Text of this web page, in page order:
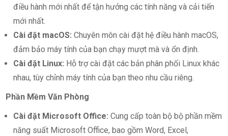
điều hành mới nhất để tận hưởng các tính năng và cải tiến
mới nhất.
Cài đặt macOS: Chuyên môn cài đặt hệ điều hành macOS,
đảm bảo máy tính của bạn chạy mượt mà và ổn định.
Cài đặt Linux: Hỗ trợ cài đặt các bản phân phối Linux khác
nhau, tùy chỉnh máy tính của bạn theo nhu cầu riêng.
Phần Mềm Văn Phòng
Cài đặt Microsoft Office: Cung cấp toàn bộ bộ phần mềm
năng suất Microsoft Office, bao gồm Word, Excel,